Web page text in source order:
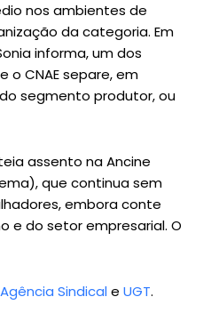
nos ambientes de
da categoria. Em
informa, um dos
o CNAE separe, em
segmento produtor, ou
assento na Ancine
que continua sem
embora conte
e do setor empresarial. O
Agência Sindicale UGT.